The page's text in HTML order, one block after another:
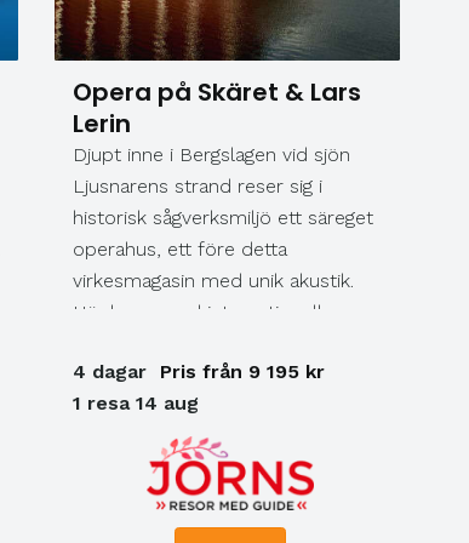
Opera på Skäret & Lars
Lerin
Djupt inne i Bergslagen vid sjön
Ljusnarens strand reser sig i
historisk sågverksmiljö ett säreget
operahus, ett före detta
virkesmagasin med unik akustik.
Här har en rad internationella
somrarna bjudit totalt över 100
000 besökare på
operaupplevelser i världsklass.
Här ser vi Giacomo Puccinis La
Bohéme som är ett av
operavärldens mest älskade
4 dagar
Pris från 9 195 kr
1 resa 14 aug